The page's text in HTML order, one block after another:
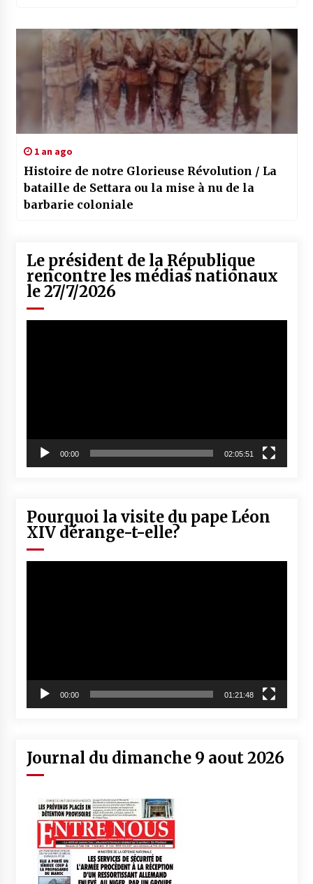
1 an ago
Histoire de notre Glorieuse Révolution / La
bataille de Settara ou la mise à nu de la
barbarie coloniale
Le président de la République
rencontre les médias nationaux
le 27/7/2026
00:00 02:05:51
Pourquoi la visite du pape Léon
XIV dérange-t-elle?
00:00 01:21:48
Journal du dimanche 9 aout 2026